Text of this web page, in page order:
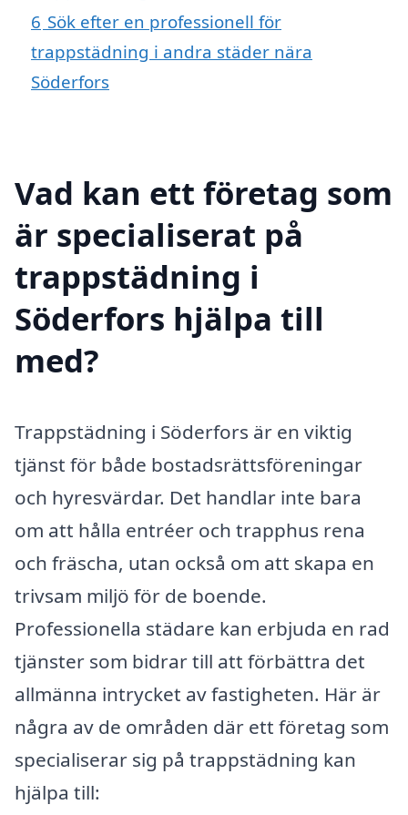
6 Sök efter en professionell för
trappstädning i andra städer nära
Söderfors
Vad kan ett företag som
är specialiserat på
trappstädning i
Söderfors hjälpa till
med?
Trappstädning i Söderfors är en viktig
tjänst för både bostadsrättsföreningar
och hyresvärdar. Det handlar inte bara
om att hålla entréer och trapphus rena
och fräscha, utan också om att skapa en
trivsam miljö för de boende.
Professionella städare kan erbjuda en rad
tjänster som bidrar till att förbättra det
allmänna intrycket av fastigheten. Här är
några av de områden där ett företag som
specialiserar sig på trappstädning kan
hjälpa till: